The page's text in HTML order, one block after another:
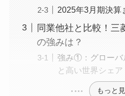
2025年3月期決算
同業他社と比較！三
の強みは？
強み①：グローバ
と高い世界シェア
もっと